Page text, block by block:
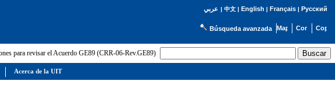
عربي | 中文| English | Français| Русский
Búsqueda avanzada
para revisar el Acuerdo GE89 (CRR-06-Rev.GE89)
Acerca de la UIT